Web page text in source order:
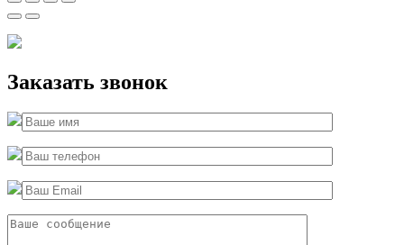
Заказать звонок